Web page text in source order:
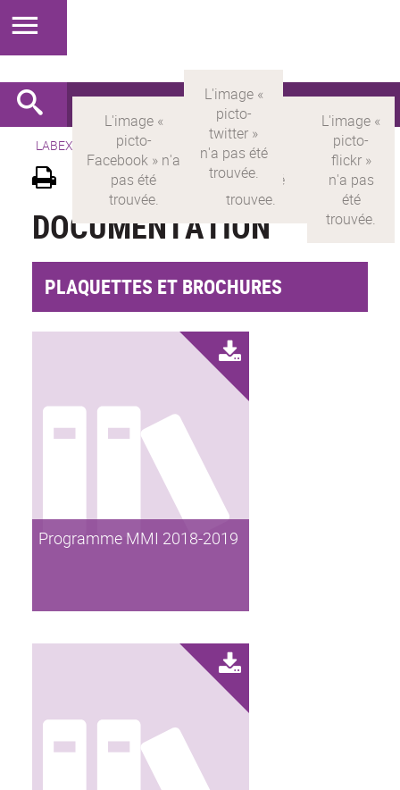
LABEX > LABEX MILYON Version française Documentation
DOCUMENTATION
PLAQUETTES ET BROCHURES
Programme MMI 2018-2019